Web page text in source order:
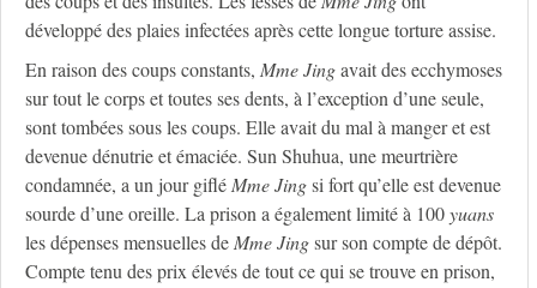
développé des plaies infectées après cette longue torture assise.
En raison des coups constants, MmeJingavait des ecchymoses
sur tout le corps et toutes ses dents, à l’exception d’une seule,
sont tombées sous les coups. Elle avait du mal à manger et est
devenue dénutrie et émaciée. Sun Shuhua, une meurtrière
condamnée, a un jour gifléMmeJingsi fort qu’elle est devenue
sourde d’une oreille. La prison a également limité à 100yuans
les dépenses mensuelles deMmeJingsur son compte de dépôt.
Compte tenu des prix élevés de tout ce qui se trouve en prison,